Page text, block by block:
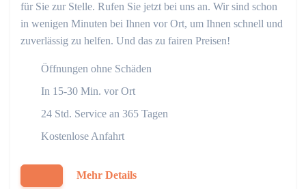
für Sie zur Stelle. Rufen Sie jetzt bei uns an. Wir sind schon
in wenigen Minuten bei Ihnen vor Ort, um Ihnen schnell und
zuverlässig zu helfen. Und das zu fairen Preisen!
Öffnungen ohne Schäden
In 15-30 Min. vor Ort
24 Std. Service an 365 Tagen
Kostenlose Anfahrt
Mehr Details